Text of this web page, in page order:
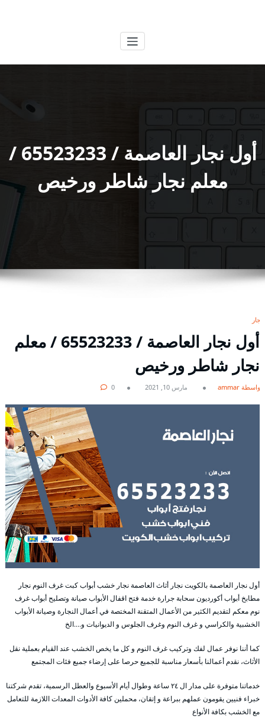
أول نجار العاصمة / 65523233 /
معلم نجار شاطر ورخيص
نجار
أول نجار العاصمة / 65523233 / معلم
نجار شاطر ورخيص
بواسطة ammar مارس 10, 2021 0
أول نجار العاصمة بالكويت نجار أثاث العاصمة نجار خشب أبواب كبت غرف النوم نجار
مطابخ أبواب أكورديون سحابة جرارة خدمة فتح اقفال الأبواب صيانة وتصليح أبواب غرف
نوم معكم لتقديم الكثير من الأعمال المتقنة المختصة في أعمال النجارة وصيانة الأبواب
الخشبية والكراسي و غرف النوم وغرف الجلوس و الديوانيات و….الخ
كما أننا نوفر عمال لفك وتركيب غرف النوم و كل ما يخص الخشب عند القيام بعملية نقل
الأثاث، نقدم أعمالنا بأسعار مناسبة للجميع حرصا على إرضاء جميع فئات المجتمع
خدماتنا متوفرة على مدار ال ٢٤ ساعة وطوال أيام الأسبوع والعطل الرسمية، تقدم شركتنا
خبراء فنيين يقومون عملهم ببراعة و إتقان، محملين كافة الأدوات المعدات اللازمة للتعامل
مع الخشب بكافة الأنواع